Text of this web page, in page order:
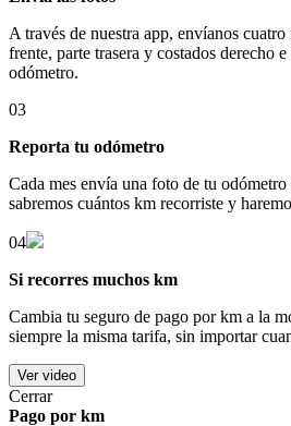
A través de nuestra app, envíanos
frente, parte trasera y costados derecho
odómetro.
03
Reporta tu odómetro
Cada mes envía una foto de tu odómetro
sabremos cuántos km recorriste y
04
Si recorres muchos km
Cambia tu seguro de pago por km a la
siempre la misma tarifa, sin importar
Ver video
Cerrar
Pago por km